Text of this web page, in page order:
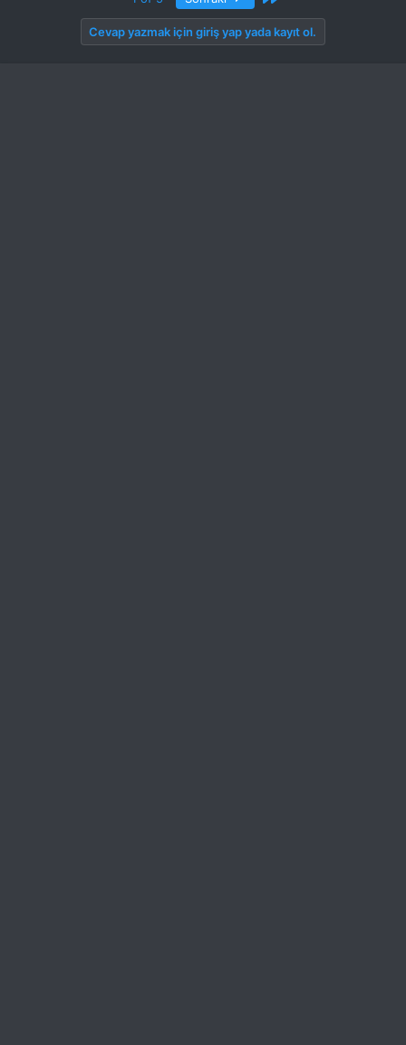
rüzgarsız ortamda dışarda çim üstünde yapmanı tavsiye ederin
--------------------------------------------------
Cevap yazmak için giriş yap yada kayıt ol.